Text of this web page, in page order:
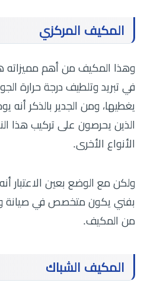
المكيف المركزي
وهذا المكيف من أهم
في تبريد وتلطيف درجة حرارة
يغطيها، ومن الجدير بالذكر أنه
الذين يحرصون على تركيب هذا
الأنواع الأخرى.
ولكن مع الوضع بعين الاعتبار
بفني يكون متخصص في صيانة
من المكيف.
المكيف الشباك